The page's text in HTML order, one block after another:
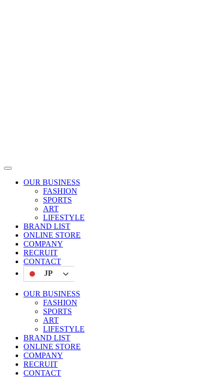
OUR BUSINESS
FASHION
SPORTS
ART
LIFESTYLE
BRAND LIST
ONLINE STORE
COMPANY
RECRUIT
CONTACT
JP
OUR BUSINESS
FASHION
SPORTS
ART
LIFESTYLE
BRAND LIST
ONLINE STORE
COMPANY
RECRUIT
CONTACT